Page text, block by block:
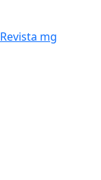
Revista mg